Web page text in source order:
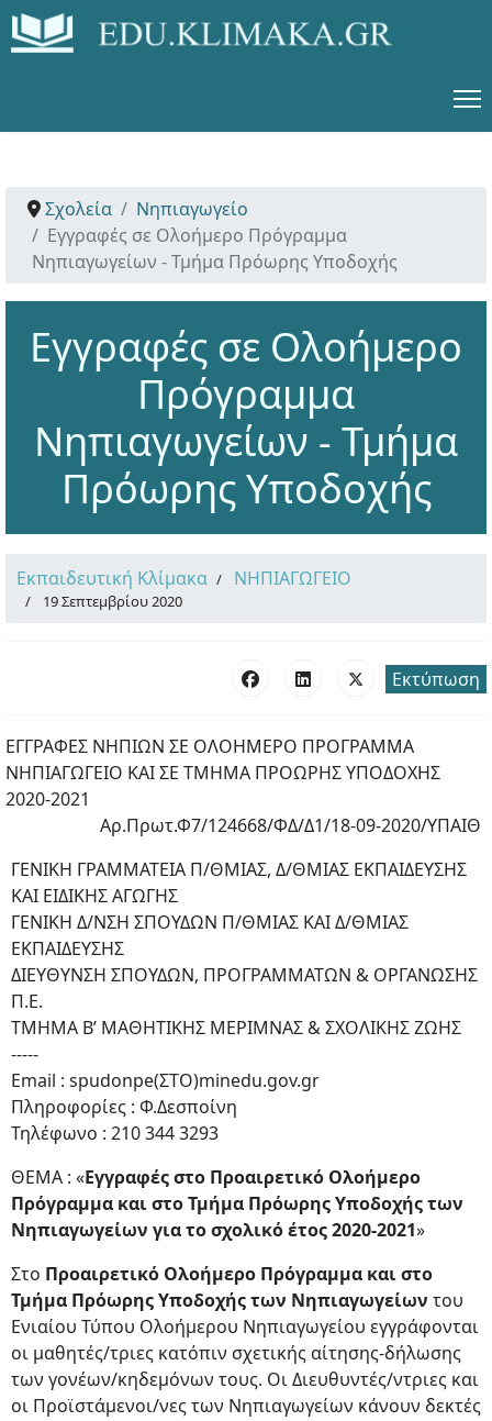
Σχολεία
Νηπιαγωγείο
Εγγραφές σε Ολοήμερο Πρόγραμμα
Νηπιαγωγείων - Τμήμα Πρόωρης Υποδοχής
Εγγραφές σε Ολοήμερο
Πρόγραμμα
Νηπιαγωγείων - Τμήμα
Πρόωρης Υποδοχής
Εκπαιδευτική Κλίμακα ΝΗΠΙΑΓΩΓΕΙΟ
19 Σεπτεμβρίου 2020
Εκτύπωση
ΕΓΓΡΑΦΕΣ ΝΗΠΙΩΝ ΣΕ ΟΛΟΗΜΕΡΟ ΠΡΟΓΡΑΜΜΑ
ΝΗΠΙΑΓΩΓΕΙΟ ΚΑΙ ΣΕ ΤΜΗΜΑ ΠΡΟΩΡΗΣ ΥΠΟΔΟΧΗΣ
2020-2021
Αρ.Πρωτ.Φ7/124668/ΦΔ/Δ1/18-09-2020/ΥΠΑΙΘ
ΓΕΝΙΚΗ ΓΡΑΜΜΑΤΕΙΑ Π/ΘΜΙΑΣ, Δ/ΘΜΙΑΣ ΕΚΠΑΙΔΕΥΣΗΣ
ΚΑΙ ΕΙΔΙΚΗΣ ΑΓΩΓΗΣ
ΓΕΝΙΚΗ Δ/ΝΣΗ ΣΠΟΥΔΩΝ Π/ΘΜΙΑΣ ΚΑΙ Δ/ΘΜΙΑΣ
ΕΚΠΑΙΔΕΥΣΗΣ
ΔΙΕΥΘΥΝΣΗ ΣΠΟΥΔΩΝ, ΠΡΟΓΡΑΜΜΑΤΩΝ & ΟΡΓΑΝΩΣΗΣ
Π.Ε.
ΤΜΗΜΑ Β’ ΜΑΘΗΤΙΚΗΣ ΜΕΡΙΜΝΑΣ & ΣΧΟΛΙΚΗΣ ΖΩΗΣ
-----
Email : spudonpe(ΣΤΟ)minedu.gov.gr
Πληροφορίες : Φ.Δεσποίνη
Τηλέφωνο : 210 344 3293
ΘΕΜΑ : «Εγγραφές στο Προαιρετικό Ολοήμερο
Πρόγραμμα και στο Τμήμα Πρόωρης Υποδοχής των
Νηπιαγωγείων για το σχολικό έτος 2020-2021»
Στο Προαιρετικό Ολοήμερο Πρόγραμμα και στο
Τμήμα Πρόωρης Υποδοχής των Νηπιαγωγείων του
Ενιαίου Τύπου Ολοήμερου Νηπιαγωγείου εγγράφονται
οι μαθητές/τριες κατόπιν σχετικής αίτησης-δήλωσης
των γονέων/κηδεμόνων τους. Οι Διευθυντές/ντριες και
οι Προϊστάμενοι/νες των Νηπιαγωγείων κάνουν δεκτές